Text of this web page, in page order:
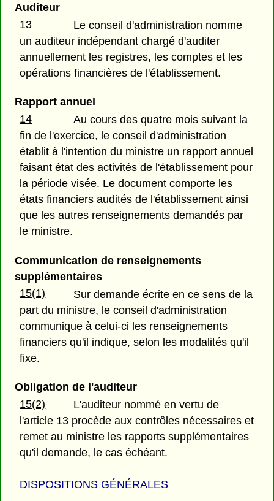
Auditeur
13
Le conseil d'administration nomme
un auditeur indépendant chargé d'auditer
annuellement les registres, les comptes et les
opérations financières de l'établissement.
Rapport annuel
14
Au cours des quatre mois suivant la
fin de l'exercice, le conseil d'administration
établit à l'intention du ministre un rapport annuel
faisant état des activités de l'établissement pour
la période visée. Le document comporte les
états financiers audités de l'établissement ainsi
que les autres renseignements demandés par
le ministre.
Communication de renseignements
supplémentaires
15(1)
Sur demande écrite en ce sens de la
part du ministre, le conseil d'administration
communique à celui-ci les renseignements
financiers qu'il indique, selon les modalités qu'il
fixe.
Obligation de l'auditeur
15(2)
L'auditeur nommé en vertu de
l'article 13 procède aux contrôles nécessaires et
remet au ministre les rapports supplémentaires
qu'il demande, le cas échéant.
DISPOSITIONS GÉNÉRALES